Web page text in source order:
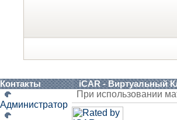
Контакты iCAR - Виртуальный
Администратор
При использовании